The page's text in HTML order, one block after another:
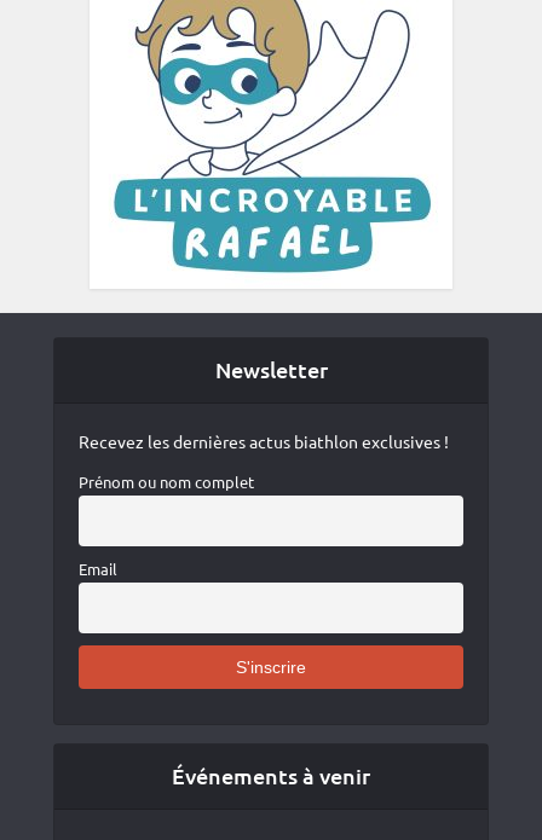
Newsletter
Recevez les dernières actus biathlon exclusives !
Prénom ou nom complet
Email
Événements à venir